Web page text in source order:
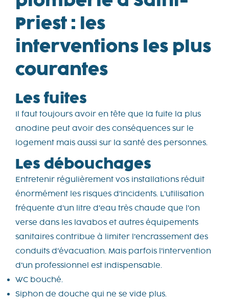
Priest : les
interventions les plus
courantes
Les fuites
Il faut toujours avoir en tête que la fuite la plus
anodine peut avoir des conséquences sur le
logement mais aussi sur la santé des personnes.
Les débouchages
Entretenir régulièrement vos installations réduit
énormément les risques d’incidents. L’utilisation
fréquente d’un litre d’eau très chaude que l’on
verse dans les lavabos et autres équipements
sanitaires contribue à limiter l’encrassement des
conduits d’évacuation. Mais parfois l’intervention
d’un professionnel est indispensable.
WC bouché.
Siphon de douche qui ne se vide plus.